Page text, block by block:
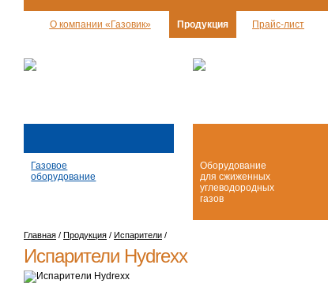
О компании «Газовик» Продукция Прайс-лист
Газовое
оборудование
Оборудование
для сжиженных
углеводородных
газов
Главная / Продукция / Испарители /
Испарители Hydrexx